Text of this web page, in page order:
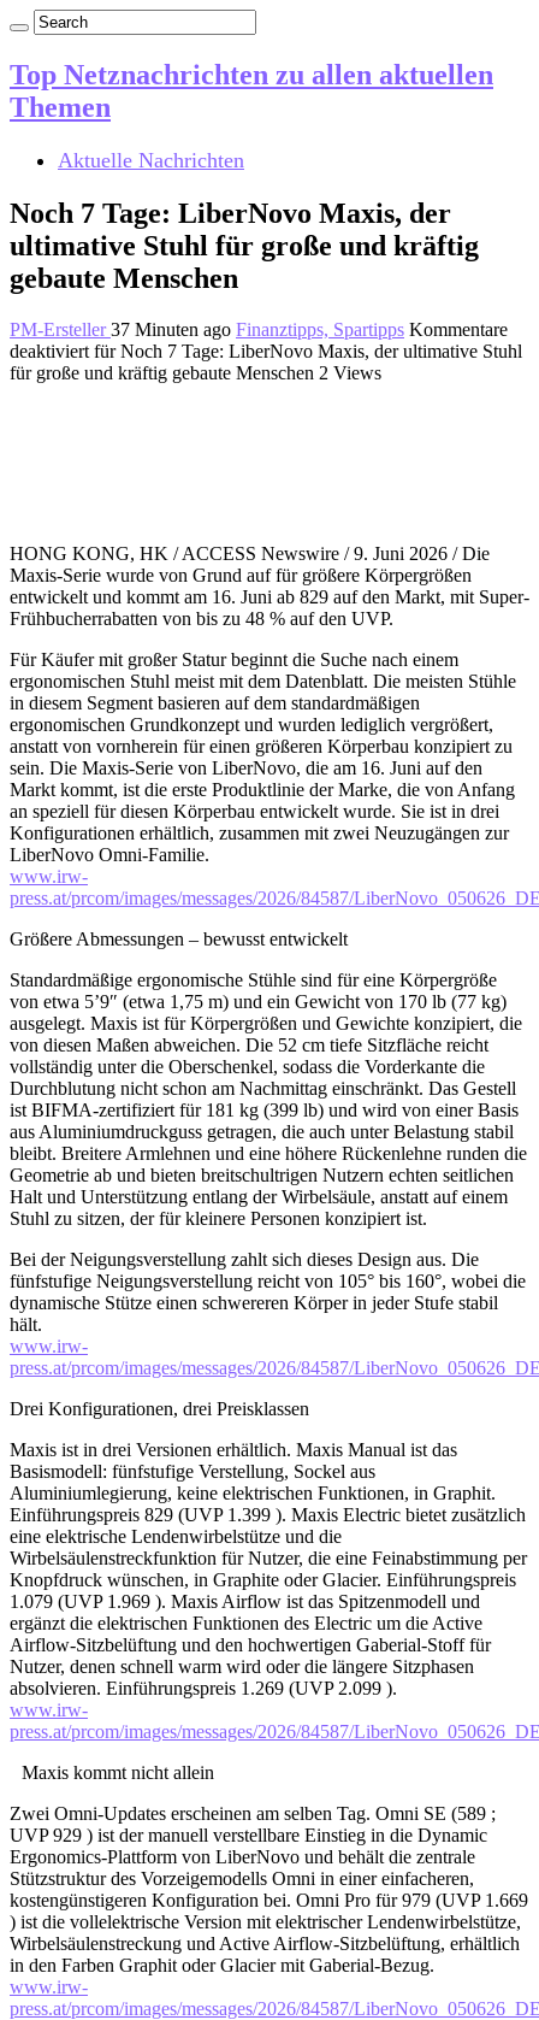
Top Netznachrichten zu allen aktuellen
Themen
Aktuelle Nachrichten
Noch 7 Tage: LiberNovo Maxis, der
ultimative Stuhl für große und kräftig
gebaute Menschen
PM-Ersteller37 Minuten ago Finanztipps, Spartipps Kommentare
deaktiviert für Noch 7 Tage: LiberNovo Maxis, der ultimative Stuhl
für große und kräftig gebaute Menschen 2 Views
HONG KONG, HK / ACCESS Newswire / 9. Juni 2026 / Die
Maxis-Serie wurde von Grund auf für größere Körpergrößen
entwickelt und kommt am 16. Juni ab 829 auf den Markt, mit Super-
Frühbucherrabatten von bis zu 48 % auf den UVP.
Für Käufer mit großer Statur beginnt die Suche nach einem
ergonomischen Stuhl meist mit dem Datenblatt. Die meisten Stühle
in diesem Segment basieren auf dem standardmäßigen
ergonomischen Grundkonzept und wurden lediglich vergrößert,
anstatt von vornherein für einen größeren Körperbau konzipiert zu
sein. Die Maxis-Serie von LiberNovo, die am 16. Juni auf den
Markt kommt, ist die erste Produktlinie der Marke, die von Anfang
an speziell für diesen Körperbau entwickelt wurde. Sie ist in drei
Konfigurationen erhältlich, zusammen mit zwei Neuzugängen zur
LiberNovo Omni-Familie.
www.irw-
press.at/prcom/images/messages/2026/84587/
Größere Abmessungen – bewusst entwickelt
Standardmäßige ergonomische Stühle sind für eine Körpergröße
von etwa 5’9″ (etwa 1,75 m) und ein Gewicht von 170 lb (77 kg)
ausgelegt. Maxis ist für Körpergrößen und Gewichte konzipiert, die
von diesen Maßen abweichen. Die 52 cm tiefe Sitzfläche reicht
vollständig unter die Oberschenkel, sodass die Vorderkante die
Durchblutung nicht schon am Nachmittag einschränkt. Das Gestell
ist BIFMA-zertifiziert für 181 kg (399 lb) und wird von einer Basis
aus Aluminiumdruckguss getragen, die auch unter Belastung stabil
bleibt. Breitere Armlehnen und eine höhere Rückenlehne runden die
Geometrie ab und bieten breitschultrigen Nutzern echten seitlichen
Halt und Unterstützung entlang der Wirbelsäule, anstatt auf einem
Stuhl zu sitzen, der für kleinere Personen konzipiert ist.
Bei der Neigungsverstellung zahlt sich dieses Design aus. Die
fünfstufige Neigungsverstellung reicht von 105° bis 160°, wobei die
dynamische Stütze einen schwereren Körper in jeder Stufe stabil
hält.
www.irw-
press.at/prcom/images/messages/2026/84587/
Drei Konfigurationen, drei Preisklassen
Maxis ist in drei Versionen erhältlich. Maxis Manual ist das
Basismodell: fünfstufige Verstellung, Sockel aus
Aluminiumlegierung, keine elektrischen Funktionen, in Graphit.
Einführungspreis 829 (UVP 1.399 ). Maxis Electric bietet zusätzlich
eine elektrische Lendenwirbelstütze und die
Wirbelsäulenstreckfunktion für Nutzer, die eine Feinabstimmung per
Knopfdruck wünschen, in Graphite oder Glacier. Einführungspreis
1.079 (UVP 1.969 ). Maxis Airflow ist das Spitzenmodell und
ergänzt die elektrischen Funktionen des Electric um die Active
Airflow-Sitzbelüftung und den hochwertigen Gaberial-Stoff für
Nutzer, denen schnell warm wird oder die längere Sitzphasen
absolvieren. Einführungspreis 1.269 (UVP 2.099 ).
www.irw-
press.at/prcom/images/messages/2026/84587/
Maxis kommt nicht allein
Zwei Omni-Updates erscheinen am selben Tag. Omni SE (589 ;
UVP 929 ) ist der manuell verstellbare Einstieg in die Dynamic
Ergonomics-Plattform von LiberNovo und behält die zentrale
Stützstruktur des Vorzeigemodells Omni in einer einfacheren,
kostengünstigeren Konfiguration bei. Omni Pro für 979 (UVP 1.669
) ist die vollelektrische Version mit elektrischer Lendenwirbelstütze,
Wirbelsäulenstreckung und Active Airflow-Sitzbelüftung, erhältlich
in den Farben Graphit oder Glacier mit Gaberial-Bezug.
www.irw-
press.at/prcom/images/messages/2026/84587/